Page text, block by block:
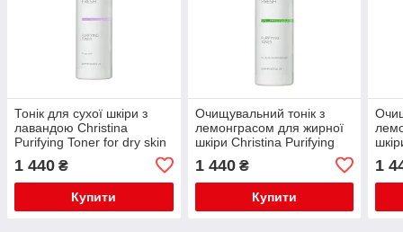
Тонік для сухої шкіри з
лавандою Christina
Purifying Toner for dry skin
1 440 ₴
Купити
Очищувальний тонік з
лемонграсом для жирної
шкіри Christina Purifying
Lemongrass 300 мл
1 440₴
Купити
1